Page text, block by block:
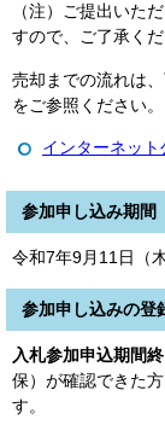
（注）ご提出いた
すので、ご了承くだ
売却までの流れは
をご参照ください。
インターネッ
参加申し込み期間
令和7年9月11日（
参加申し込みの登
入札参加申込期間
保）が確認できた
す。